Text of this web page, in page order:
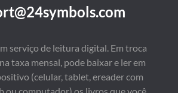
las
través de escenas
cotidianas, Fernández
Guzmán recrea una
historia de amor
idolatrado en la que
serviço de leitura digital. Em troca
taxa mensal, pode baixar e ler em
(celular, tablet, ereader com